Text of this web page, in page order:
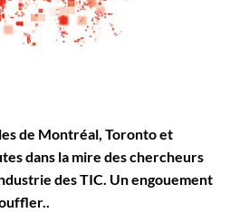
de Montréal, Toronto et
dans la mire des chercheurs
des TIC. Un engouement